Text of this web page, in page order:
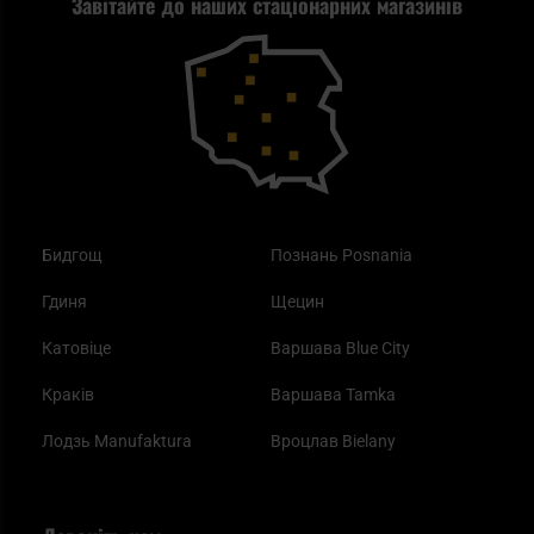
Бидгощ
Гдиня
Катовіце
Краків
Лодзь Manufaktura
Познань Posnania
Щецин
Варшава Blue City
Варшава Tamka
Вроцлав Bielany
Повернення товару
Як працює маска від смогу?
Найкращі спальні мішки на осінь